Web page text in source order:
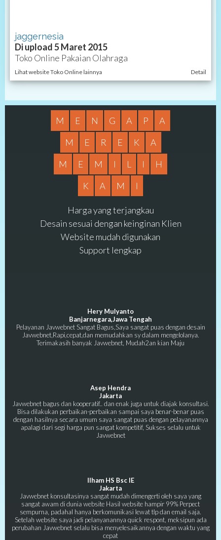
jaggernesia
Di upload 5 Maret 2015
Toko Online Pakaian Olahraga
Lihat website Toko Online lainnya Detail
M E N G A P
A
M
E R E K
A
M
E M I L I
H
K
A M I
Harga yang terjangkau
Desain sesuai dengan keinginan Klien
Website mudah digunakan
Support lengkap
Hery Mulyanto
Banjarnegara,Jawa Tengah
Pelayanan Javwebnet Sangat Bagus,Saya sangat puas dengan desain
Javwebnet,Rapi,cepat,dan memudahkan sy dalam mengelolanya.
Terimakasih banyak Javwebnet, Mudah2an kian Maju
Asep Hendra
Jakarta
Javwebnet bagus dan kooperatif.. dan enak juga untuk diajak konsultasi.
Bisa dilakukan perbaikan-perbaikan sampai saya benar-benar puas
dengan hasilnya secara umum saya sangat puas dengan pelayanannya
apalagi dari segi harga pun sangat kompetitif, Sukses selalu untuk
Javwebnet
Ilham HS Bsc IE
Jakarta
Javwebnet konsultasinya sangat mudah dimengerti oleh saya yang
sangat awam di dunia website Hasil website hampir 99% Perpect
sempurna, padahal hanya berkomunikasi lewat tlp dan email saja.
Setelah website saya jadi pelanyanannya quick respont, meksipun ada
perubahan Javwebnet selalu bisa menyelesaikannya dengan waktu yang
cepat